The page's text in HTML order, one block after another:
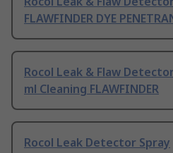
FLAWFINDER DYE
Rocol Leak & Flaw
ml Cleaning FLAWFINDER
Rocol Leak Detector Spray